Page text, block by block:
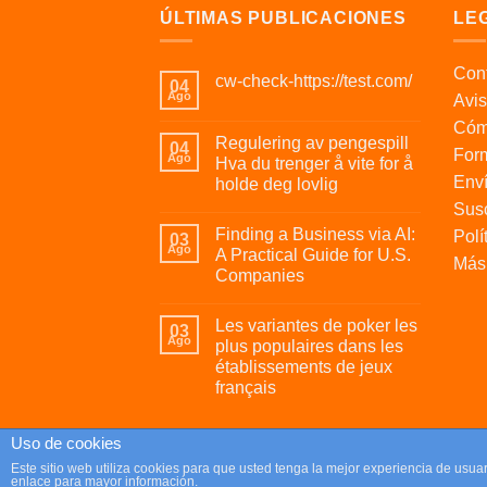
ÚLTIMAS PUBLICACIONES
04
Ago
cw-check-https://test.com/
04
Ago
Regulering av pengespill
Hva du trenger å vite for å
holde deg lovlig
03
Ago
Finding a Business via AI:
A Practical Guide for U.S.
Companies
03
Ago
Les variantes de poker les
plus populaires dans les
établissements de jeux
français
Copyright 2026 ©Parafrikis.com
Uso de cookies
Este sitio web utiliza cookies para que usted tenga la mejor experiencia de
enlace para mayor información.